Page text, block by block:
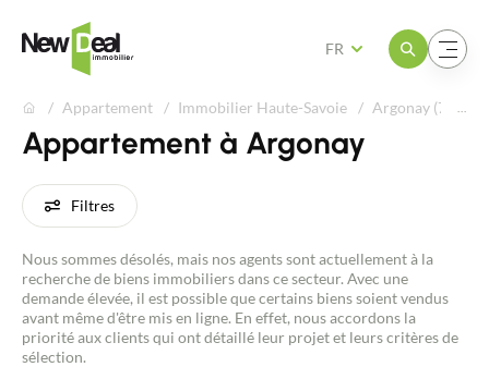
Ouvrir le menuOuvrir le menu
FR
Appartement Immobilier Haute-Savoie Argonay (74370)
Appartement à Argonay
Filtres
Nous sommes désolés, mais nos agents sont actuellement à la
recherche de biens immobiliers dans ce secteur. Avec une
demande élevée, il est possible que certains biens soient vendus
avant même d'être mis en ligne. En effet, nous accordons la
priorité aux clients qui ont détaillé leur projet et leurs critères de
sélection.